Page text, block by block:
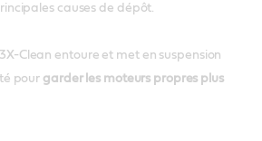
causes de dépôt.
Clean entoure et met en suspension
pour garder les moteurs propres plus